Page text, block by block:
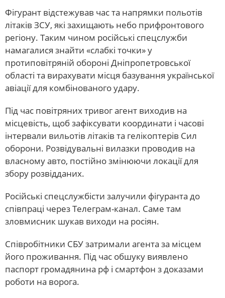
Фігурант відстежував час та напрямки польотів
літаків ЗСУ, які захищають небо прифронтового
регіону. Таким чином російські спецслужби
намагалися знайти «слабкі точки» у
протиповітряній обороні Дніпропетровської
області та вирахувати місця базування української
авіації для комбінованого удару.
Під час повітряних тривог агент виходив на
місцевість, щоб зафіксувати координати і часові
інтервали вильотів літаків та гелікоптерів Сил
оборони. Розвідувальні вилазки проводив на
власному авто, постійно змінюючи локації для
збору розвідданих.
Російські спецслужбісти залучили фігуранта до
співпраці через Телеграм-канал. Саме там
зловмисник шукав виходи на росіян.
Співробітники СБУ затримали агента за місцем
його проживання. Під час обшуку виявлено
паспорт громадянина рф і смартфон з доказами
роботи на ворога.